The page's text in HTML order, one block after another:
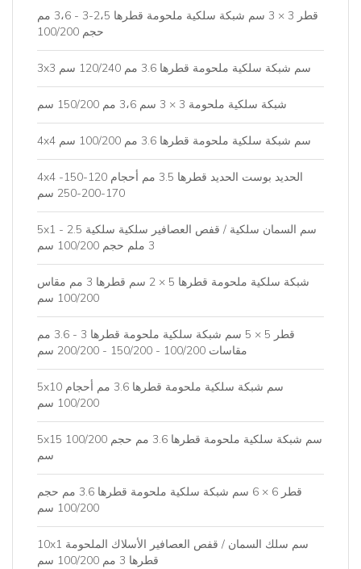
قطر 3 × 3 سم شبكة سلكية ملحومة قطرها 2،5-3 - 3،6 مم
حجم 100/200
3x3 سم شبكة سلكية ملحومة قطرها 3.6 مم 120/240 سم
شبكة سلكية ملحومة 3 × 3 سم 3،6 مم 150/200 سم
4x4 سم شبكة سلكية ملحومة قطرها 3.6 مم 100/200 سم
4x4 الحديد بوست الحديد قطرها 3.5 مم أحجام 120-150-
170-200-250 سم
5x1 سم السمان سلكية / قفص العصافير سلكية سلكية 2.5 -
3 ملم حجم 100/200 سم
شبكة سلكية ملحومة قطرها 5 × 2 سم قطرها 3 مم مقاس
100/200 سم
قطر 5 × 5 سم شبكة سلكية ملحومة قطرها 3 - 3.6 مم
مقاسات 100/200 - 150/200 - 200/200 سم
5x10 سم شبكة سلكية ملحومة قطرها 3.6 مم أحجام
100/200 سم
5x15 سم شبكة سلكية ملحومة قطرها 3.6 مم حجم 100/200
سم
قطر 6 × 6 سم شبكة سلكية ملحومة قطرها 3.6 مم حجم
100/200 سم
10x1 سم سلك السمان / قفص العصافير الأسلاك الملحومة
قطرها 3 مم 100/200 سم